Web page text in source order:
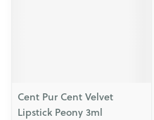
Cent Pur Cent Velvet
Lipstick Peony 3ml